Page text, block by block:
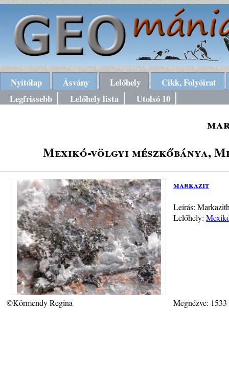
Nyitólap Ásvány Lelőhely
Cikk, Folyóirat
Legfrissebb
Lelőhely lista Utolsó 10
Mexikó-völgyi mészkőbánya,
markazit
Leírás:
Lelőhely:
©Körmendy Regina Megnézve: